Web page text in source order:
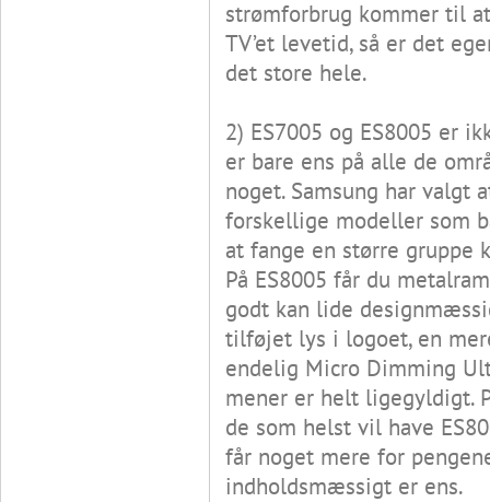
strømforbrug kommer til
TV’et levetid, så er det
det store hele.
2) ES7005 og ES8005 er
er bare ens på alle de
noget. Samsung har valgt
forskellige modeller som
at fange en større gruppe
På ES8005 får du
godt kan lide
tilføjet lys i logoet, en
endelig Micro Dimming
mener er helt ligegyldigt.
de som helst vil have
får noget mere for
indholdsmæssigt er ens.